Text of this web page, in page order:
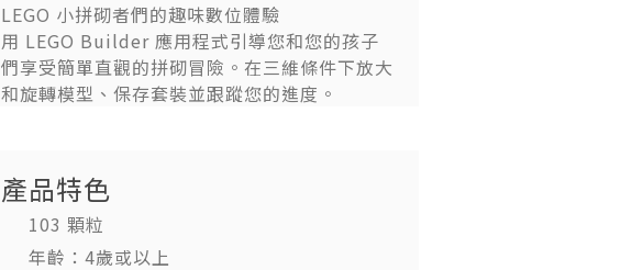
LEGO 小拼砌者們的趣味數位體驗
用 LEGO Builder 應用程式引導您和您的孩子
們享受簡單直觀的拼砌冒險。在三維條件下放大
和旋轉模型、保存套裝並跟蹤您的進度。
產品特色
103 顆粒
年齡：4歲或以上